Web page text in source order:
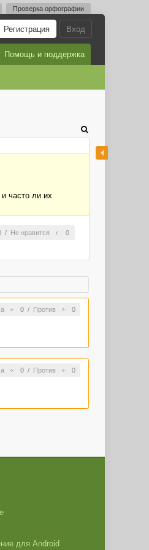
Проверка орфографии
Вход
Регистрация
Помощь и поддержка
часто ли их
/ Не нравится 0
0/ Против 0
0/ Против 0
для Android